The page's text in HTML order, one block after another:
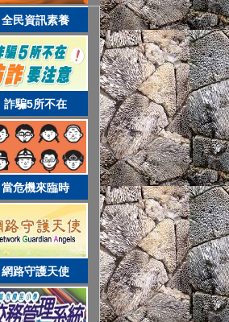
網路守護天使
校務系統
資訊服務入口
全民資訊素養
詐騙5所不在
網路守護天使